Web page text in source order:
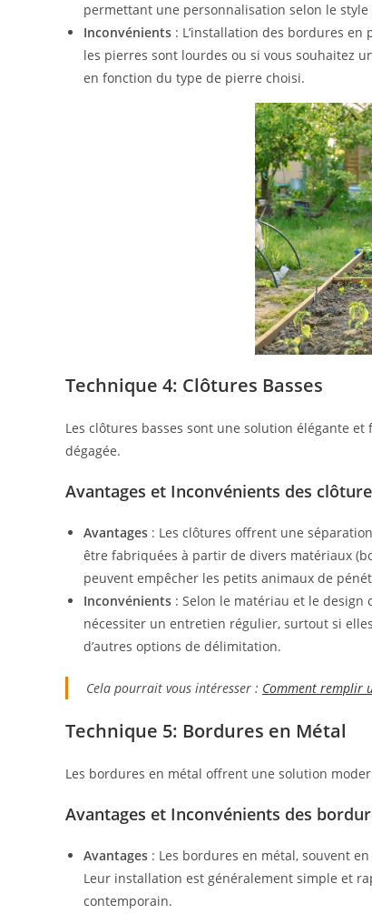
permettant une personnalisation selon le
Inconvénients : L’installation des bordures
les pierres sont lourdes ou si vous souhaitez
en fonction du type de pierre choisi.
Technique 4: Clôtures Basses
Les clôtures basses sont une solution élégante
dégagée.
Avantages et Inconvénients des
Avantages : Les clôtures offrent une
être fabriquées à partir de divers matériaux
peuvent empêcher les petits animaux de
Inconvénients : Selon le matériau et le design
nécessiter un entretien régulier, surtout si
d’autres options de délimitation.
Cela pourrait vous intéresser : Comment remplir
Technique 5: Bordures en Métal
Les bordures en métal offrent une solution
Avantages et Inconvénients des
Avantages : Les bordures en métal, souvent
Leur installation est généralement simple et
contemporain.